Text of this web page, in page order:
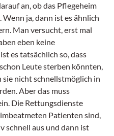
an, ob das Pflegeheim
ja, dann ist es ähnlich
Man versucht, erst mal
eben keine
es tatsächlich so, dass
Leute sterben könnten,
sie nicht schnellstmöglich in
Aber das muss
Die Rettungsdienste
Patienten sind,
schnell aus und dann ist